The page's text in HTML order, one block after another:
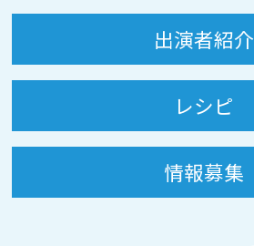
出演者紹介
レシピ
情報募集